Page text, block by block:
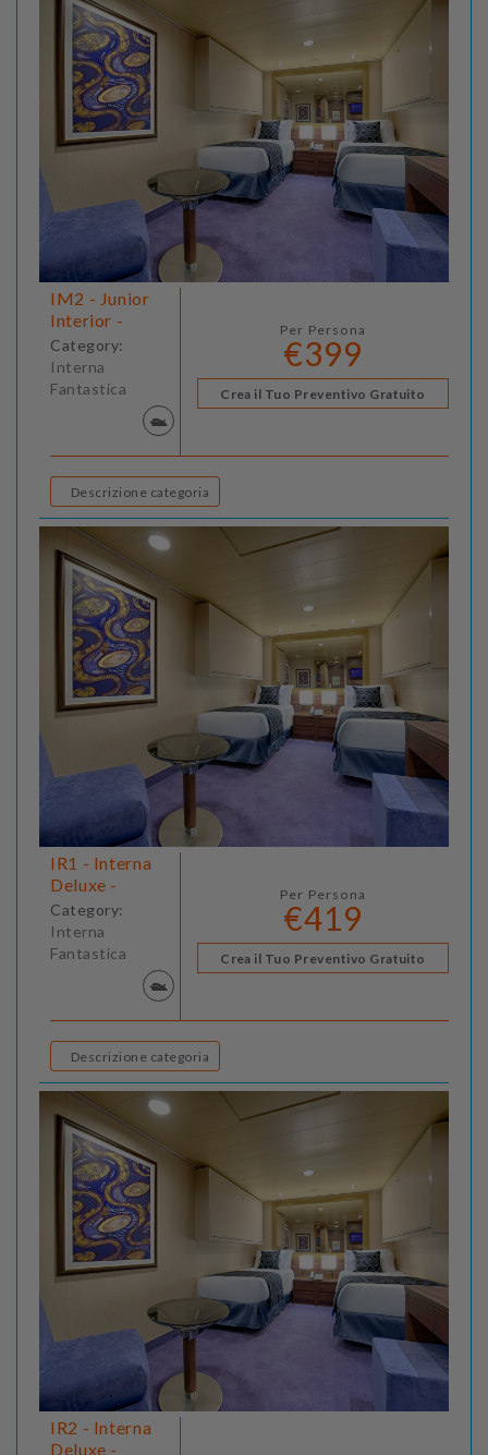
IM2 - Junior
Interior -
Category:
Interna
Fantastica
Per Persona
€399
Crea il Tuo Preventivo Gratuito
Descrizione categoria
IR1 - Interna
Deluxe -
Category:
Interna
Fantastica
Per Persona
€419
Crea il Tuo Preventivo Gratuito
Descrizione categoria
IR2 - Interna
Deluxe -